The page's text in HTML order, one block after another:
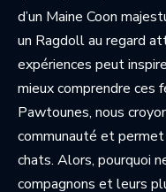
d’un Maine Coon
un Ragdoll au regard
expériences peut
mieux comprendre ces
Pawtounes, nous
communauté et
chats. Alors, pourquoi
compagnons et leurs